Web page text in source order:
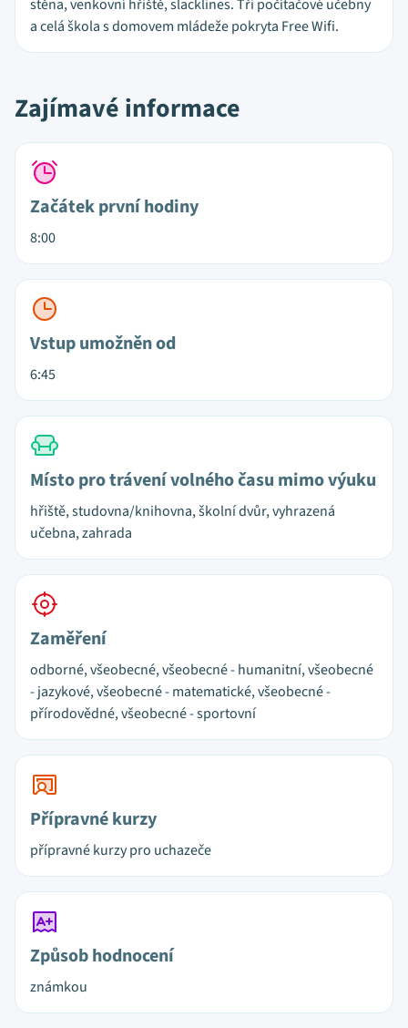
stěna, venkovní hřiště, slacklines. Tři počítačové učebny
a celá škola s domovem mládeže pokryta Free Wifi.
Zajímavé informace
Začátek první hodiny
8:00
Vstup umožněn od
6:45
Místo pro trávení volného času mimo výuku
hřiště, studovna/knihovna, školní dvůr, vyhrazená
učebna, zahrada
Zaměření
odborné, všeobecné, všeobecné - humanitní, všeobecné
- jazykové, všeobecné - matematické, všeobecné -
přírodovědné, všeobecné - sportovní
Přípravné kurzy
přípravné kurzy pro uchazeče
Způsob hodnocení
známkou